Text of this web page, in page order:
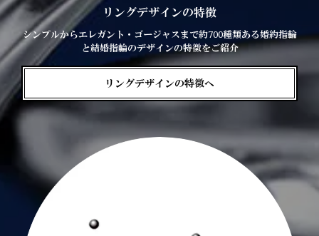
リングデザインの特徴
シンプルからエレガント・ゴージャスまで約700種類ある婚約指輪
と結婚指輪のデザインの特徴をご紹介
リングデザインの特徴へ